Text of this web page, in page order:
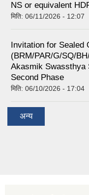
NS or equivalent
मिति: 06/11/2026 - 12:07
Invitation for Sealed
(BRM/PAR/G/SQ/
Akasmik Swassthya
Second Phase
मिति: 06/10/2026 - 17:04
अन्य